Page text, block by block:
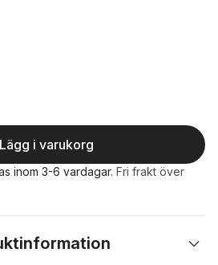
Lägg i varukorg
inom 3-6 vardagar. Fri frakt över